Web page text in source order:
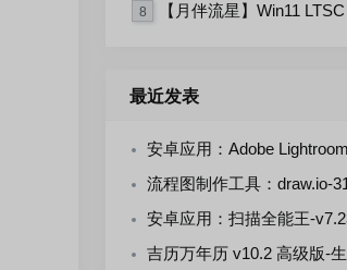
8 【月伴流星】Win11 LTSC 2024 完整+适量精简多
最近发表
安卓应用：Adobe Lightroom Premium-
流程图制作工具：draw.io-31.1.8
安卓应用：扫描全能王-
吉历万年历 v10.2 高级版-生辰八字，择日禁